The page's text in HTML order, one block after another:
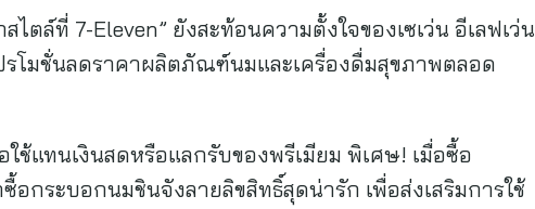
ล์ที่ 7-Eleven” ยังสะท้อนความตั้งใจของเซเว่น อีเลฟเว่น
โมชั่นลดราคาผลิตภัณฑ์นมและเครื่องดื่มสุขภาพตลอด
ช้แทนเงินสดหรือแลกรับของพรีเมียม พิเศษ! เมื่อซื้อ
ระบอกนมชินจังลายลิขสิทธิ์สุดน่ารัก เพื่อส่งเสริมการใช้